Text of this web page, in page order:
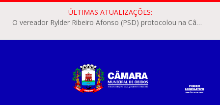
ÚLTIMAS ATUALIZAÇÕES:
O vereador Rylder Ribeiro Afonso (PSD) protocolou na Câmara Municipal de Óbidos o Requerimento nº 346/2026.